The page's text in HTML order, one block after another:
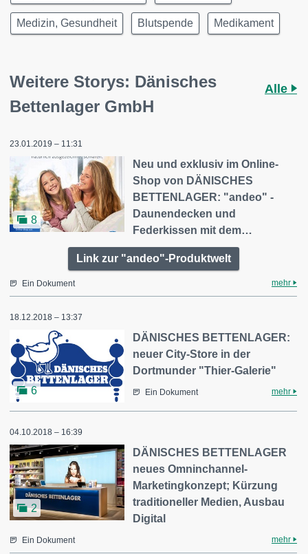
Medizin, Gesundheit Blutspende Medikament
Weitere Storys: Dänisches
Bettenlager GmbH
Alle
23.01.2019 – 11:31
8
Neu und exklusiv im Online-
Shop von DÄNISCHES
BETTENLAGER: "andeo" -
Daunendecken und
Federkissen mit dem…
Link zur "andeo"-Produktwelt
Ein Dokument mehr
18.12.2018 – 13:37
6
DÄNISCHES BETTENLAGER:
neuer City-Store in der
Dortmunder "Thier-Galerie"
Ein Dokument mehr
04.10.2018 – 16:39
2
DÄNISCHES BETTENLAGER
neues Omninchannel-
Marketingkonzept; Kürzung
traditioneller Medien, Ausbau
Digital
Ein Dokument mehr